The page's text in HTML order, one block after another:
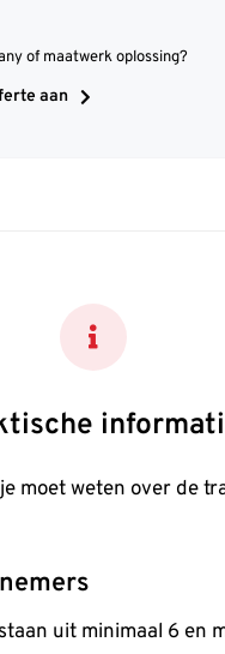
of maatwerk oplossing?
aan
moet weten over de
uit minimaal 6 en